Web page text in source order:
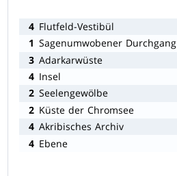
4 Flutfeld-Vestibül
1 Sagenumwobener Durchgang
3 Adarkarwüste
4 Insel
2 Seelengewölbe
2 Küste der Chromsee
4 Akribisches Archiv
4 Ebene